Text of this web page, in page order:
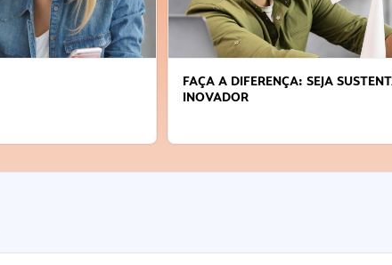
FAÇA A DIFERENÇA: SEJA
INOVADOR